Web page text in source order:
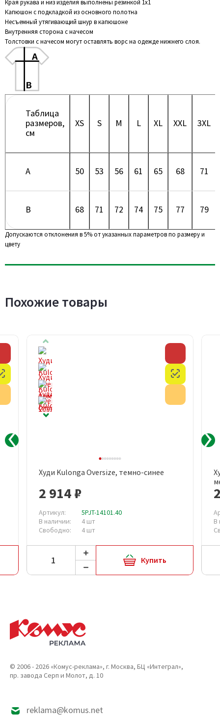
Края рукава и низ изделия выполнены резинкой 1х1
Капюшон с подкладкой из основного полотна
Несъемный утягивающий шнур в капюшоне
Внутренняя сторона с начесом
Толстовки с начесом могут оставлять ворс на одежде нижнего слоя.
Таблица
размеров,
см
XS S M L XL XXL 3XL
A 50 53 56 61 65 68 71
B 68 71 72 74 75 77 79
Допускаются отклонения в 5% от указанных параметров по размеру и
цвету
Похожие товары
Честный знак
Худи Kulonga Oversize, темно-синее
2 914 ₽
Артикул:
5PJT-14101.40
В наличии:
4 шт
Свободно:
4 шт
Купить
В
© 2006 - 2026 «Комус-реклама», г. Москва, БЦ «Интеграл»,
пр. завода Серп и Молот, д. 10
reklama@komus.net